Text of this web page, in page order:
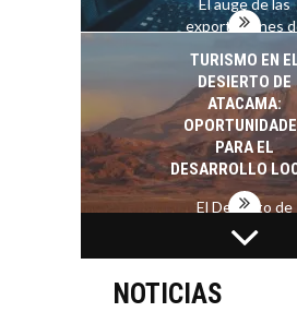
El auge de las
exportaciones
Chile:…
TURISMO EN
DESIERTO DE
ATACAMA:
PARA EL
DESARROLLO
El Desierto de
Atacama: Motor
Estratégico para
LA INDUSTRIA
MINERA
FRENTE AL
NOTICIAS